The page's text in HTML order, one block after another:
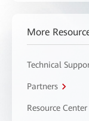
More
Technical
Partners
Resource Center